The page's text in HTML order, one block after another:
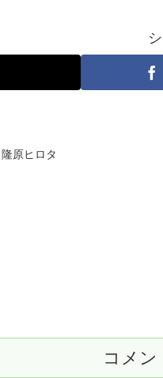
隆原ヒロタ
コメン